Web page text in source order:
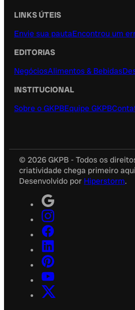
LINKS ÚTEIS
Envie sua pautaEncontrou um
EDITORIAS
NegóciosAlimentos & Bebidas
INSTITUCIONAL
Sobre o GKPBEquipe GKPB
© 2026 GKPB - Todos os
criatividade chega primeiro
Desenvolvido por Hiperstorm.